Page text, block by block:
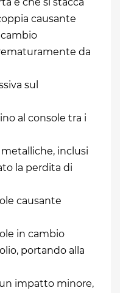
causante
da
sul
al console tra i
inclusi
la perdita di
causante
in cambio
portando alla
un impatto minore,